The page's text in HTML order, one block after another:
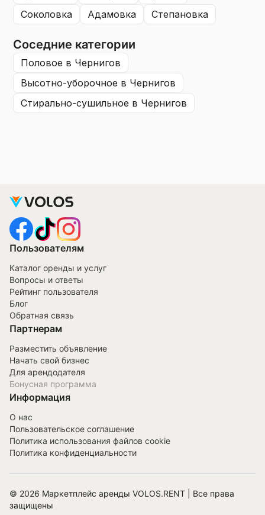
соколовка
адамовка степановка
Соседние категории
половое в Чернигов
высотно-уборочное в Чернигов
стирально-сушильное в Чернигов
Пользователям
Каталог оренды и услуг
Вопросы и ответы
Рейтинг пользователя
Блог
Обратная связь
Партнерам
Разместить объявление
Начать свой бизнес
Для арендодателя
Бонусная программа
Информация
О нас
Пользовательское соглашение
Политика использования файлов cookie
Политика конфиденциальности
© 2026 Маркетплейс аренды VOLOS.RENT | Все права
защищены